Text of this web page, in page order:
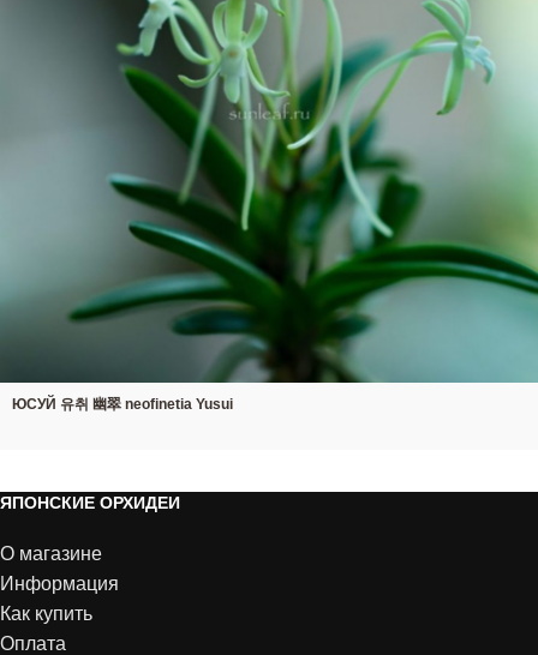
ЮСУЙ 유취 幽翠 neofinetia Yusui
ЯПОНСКИЕ ОРХИДЕИ
О магазине
Информация
Как купить
Оплата